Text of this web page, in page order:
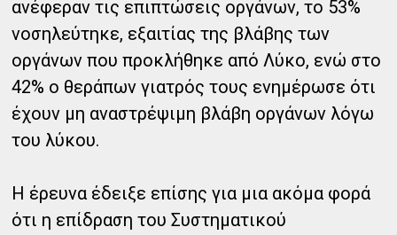
ανέφεραν τις επιπτώσεις οργάνων, το 53%
νοσηλεύτηκε, εξαιτίας της βλάβης των
οργάνων που προκλήθηκε από Λύκο, ενώ στο
42% ο θεράπων γιατρός τους ενημέρωσε ότι
έχουν μη αναστρέψιμη βλάβη οργάνων λόγω
του λύκου.
Η έρευνα έδειξε επίσης για μια ακόμα φορά
ότι η επίδραση του Συστηματικού